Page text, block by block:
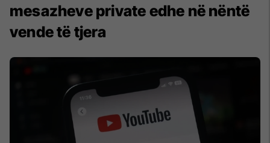
mesazheve private edhe në nëntë
vende të tjera